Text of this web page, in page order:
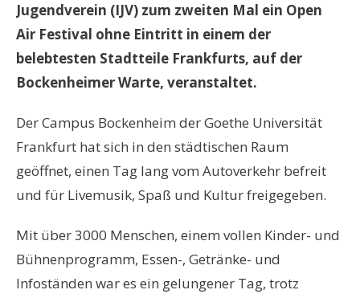
Jugendverein (IJV) zum zweiten Mal ein Open
Air Festival ohne Eintritt in einem der
belebtesten Stadtteile Frankfurts, auf der
Bockenheimer Warte, veranstaltet.
Der Campus Bockenheim der Goethe Universität
Frankfurt hat sich in den städtischen Raum
geöffnet, einen Tag lang vom Autoverkehr befreit
und für Livemusik, Spaß und Kultur freigegeben.
Mit über 3000 Menschen, einem vollen Kinder- und
Bühnenprogramm, Essen-, Getränke- und
Infoständen war es ein gelungener Tag, trotz